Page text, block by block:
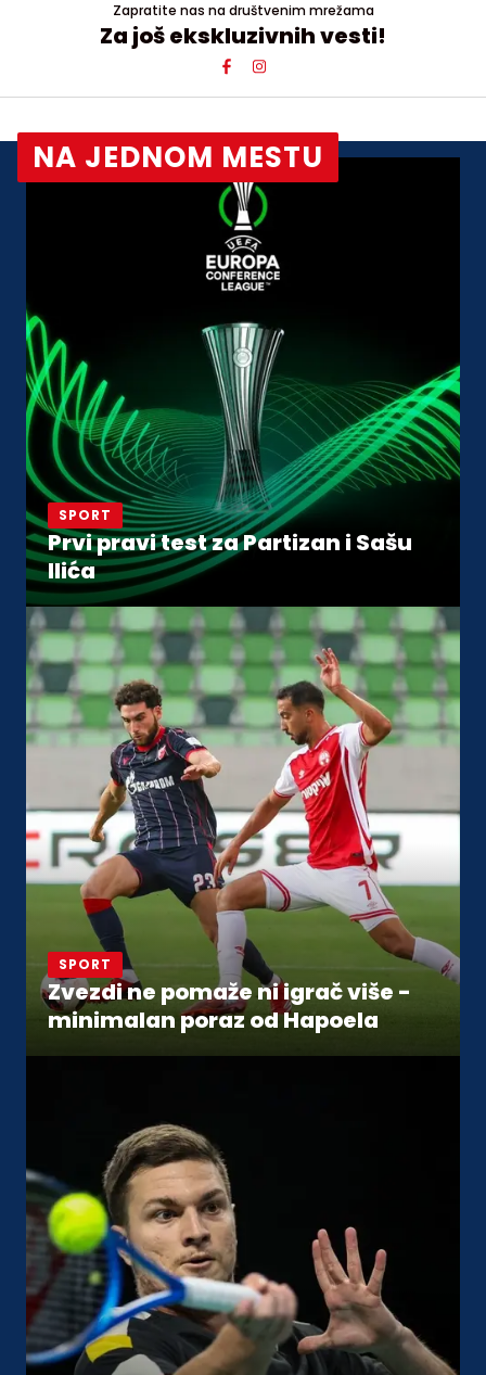
Zapratite nas na društvenim mrežama
Za još ekskluzivnih vesti!
NA JEDNOM MESTU
SPORT
Prvi pravi test za Partizan i Sašu
Ilića
SPORT
Zvezdi ne pomaže ni igrač više -
minimalan poraz od Hapoela